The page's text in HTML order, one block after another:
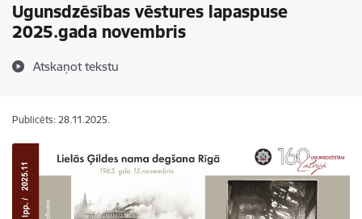
Ugunsdzēsības vēstures lapaspuse
2025.gada novembris
Atskaņot tekstu
Publicēts: 28.11.2025.